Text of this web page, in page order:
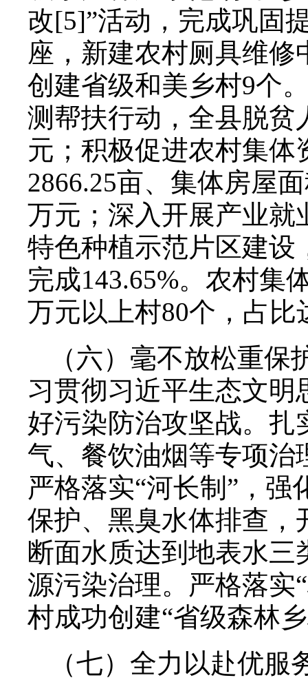
改[5]”活动，完成巩固
座，新建农村厕具维
创建省级和美乡村9个
测帮扶行动，全县脱贫
元；积极促进农村集
2866.25亩、集体房屋
万元；深入开展产业就
特色种植示范片区建设
完成143.65%。农村集
万元以上村80个，占比
（六）毫不放松重
习贯彻习近平生态文
好污染防治攻坚战。扎
气、餐饮油烟等专项治
严格落实“河长制”，
保护、黑臭水体排查，
断面水质达到地表水
源污染治理。严格落实
村成功创建“省级森林
（七）全力以赴优